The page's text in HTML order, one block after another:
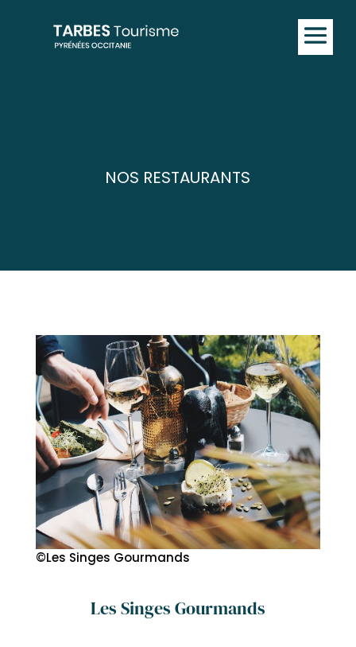
NOS RESTAURANTS
©Les Singes Gourmands
Les Singes Gourmands